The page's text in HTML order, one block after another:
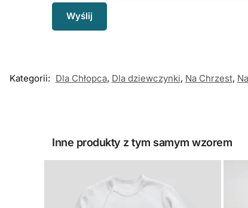
Kategorii: Dla Chłopca, Dla dziewczynki, Na Chrzest,
Inne produkty z tym samym wzorem